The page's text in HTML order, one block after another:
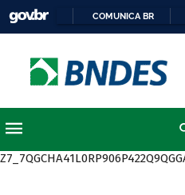
COMUNICA BR